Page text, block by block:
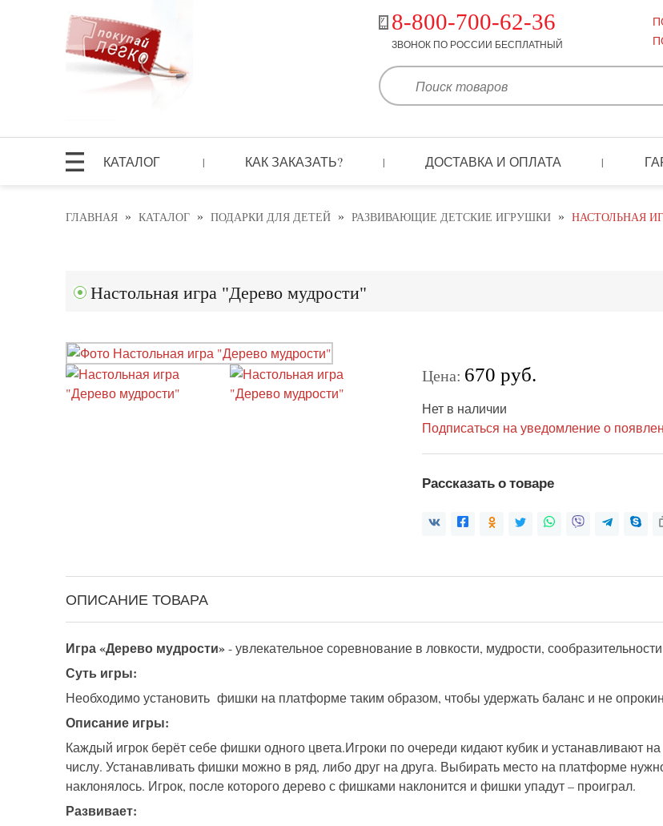
8-800-700-62-36
ЗВОНОК ПО РОССИИ БЕСПЛАТНЫЙ
КАТАЛОГ | КАК ЗАКАЗАТЬ? | ДОСТАВКА И ОПЛАТА |
ГЛАВНАЯ » КАТАЛОГ » ПОДАРКИ ДЛЯ ДЕТЕЙ » РАЗВИВАЮЩИЕ ДЕТСКИЕ ИГРУШКИ » НАСТОЛЬНАЯ
Настольная игра "Дерево мудрости"
Цена: 670 руб.
Нет в наличии
Подписаться на уведомление о
Рассказать о товаре
ОПИСАНИЕ ТОВАРА
Игра «Дерево мудрости»- увлекательное соревнование в ловкости, мудрости,
Суть игры:
Необходимо установить фишки на платформе таким образом, чтобы удержать баланс и не
Описание игры:
Каждый игрок берёт себе фишки одного цвета.Игроки по очереди кидают кубик и устанавливают
числу. Устанавливать фишки можно в ряд, либо друг на друга. Выбирать место на платформе
наклонялось. Игрок, после которого дерево с фишками наклонится и фишки упадут – проиграл.
Развивает: